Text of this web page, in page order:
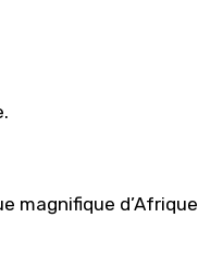
magnifique d’Afrique